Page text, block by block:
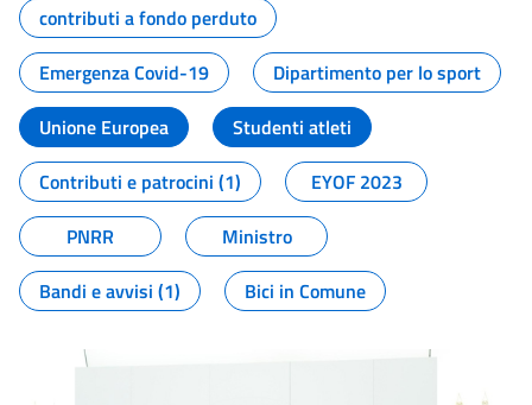
contributi a fondo perduto
Emergenza Covid-19
Dipartimento per lo sport
Unione Europea
Studenti atleti
Contributi e patrocini (1)
EYOF 2023
PNRR
Ministro
Bandi e avvisi (1)
Bici in Comune